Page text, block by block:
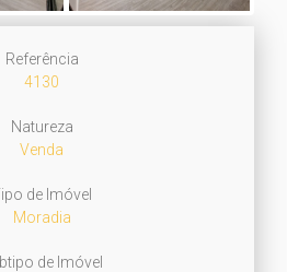
Next
Referência
4130
Natureza
Venda
de Imóvel
Moradia
de Imóvel